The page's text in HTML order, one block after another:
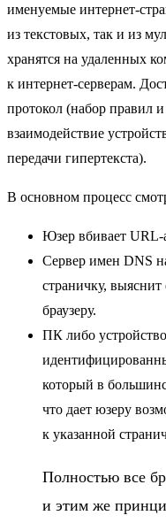
именуемые интернет-
из текстовых, так и из
хранятся на удаленных
к интернет-серверам.
протокол (набор правил
взаимодействие
передачи гипертекста).
В основном процесс
Юзер вбивает URL-
Сервер имен DNS
страничку, выяснит
браузеру.
ПК либо
который в
что дает юзеру
к указанной
Полностью все
и этим же